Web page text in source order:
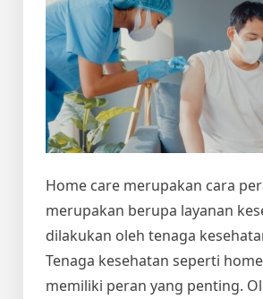
Home care merupakan cara
merupakan berupa layanan
dilakukan oleh tenaga
Tenaga kesehatan seperti
memiliki peran yang penting.